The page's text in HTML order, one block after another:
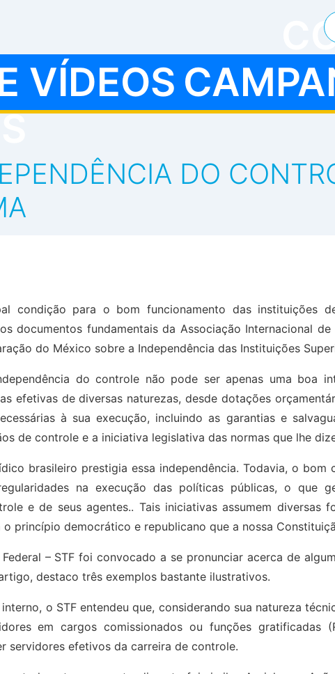
VÍDEOS
DO
condição para o bom funcionamento das instituições
documentos fundamentais da Associação Internacional
do México sobre a Independência das Instituições
do controle não pode ser apenas uma boa
efetivas de diversas naturezas, desde dotações
à sua execução, incluindo as garantias e
de controle e a iniciativa legislativa das normas que lhe
brasileiro prestigia essa independência. Todavia, o
na execução das políticas públicas, o que
e de seus agentes.. Tais iniciativas assumem diversas
princípio democrático e republicano que a nossa
– STF foi convocado a se pronunciar acerca de
destaco três exemplos bastante ilustrativos.
o STF entendeu que, considerando sua natureza
em cargos comissionados ou funções gratificadas
servidores efetivos da carreira de controle.